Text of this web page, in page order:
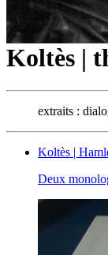
Koltès |
extraits :
Koltès |
Deux